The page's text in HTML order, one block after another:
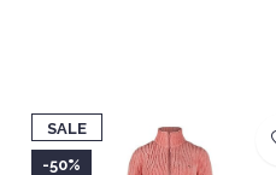
SALE
-50%